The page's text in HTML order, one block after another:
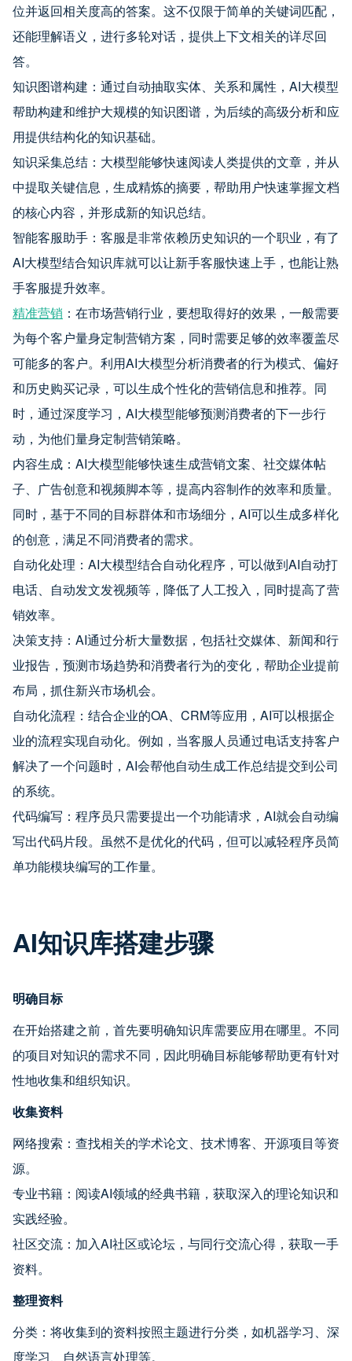
位并返回相关度高的答案。这不仅限于简单的关键词匹配，
还能理解语义，进行多轮对话，提供上下文相关的详尽回
答。
知识图谱构建：通过自动抽取实体、关系和属性，AI大模型
帮助构建和维护大规模的知识图谱，为后续的高级分析和应
用提供结构化的知识基础。
知识采集总结：大模型能够快速阅读人类提供的文章，并从
中提取关键信息，生成精炼的摘要，帮助用户快速掌握文档
的核心内容，并形成新的知识总结。
智能客服助手：客服是非常依赖历史知识的一个职业，有了
AI大模型结合知识库就可以让新手客服快速上手，也能让熟
手客服提升效率。
精准营销 ：在市场营销行业，要想取得好的效果，一般需要
为每个客户量身定制营销方案，同时需要足够的效率覆盖尽
可能多的客户。利用AI大模型分析消费者的行为模式、偏好
和历史购买记录，可以生成个性化的营销信息和推荐。同
时，通过深度学习，AI大模型能够预测消费者的下一步行
动，为他们量身定制营销策略。
内容生成：AI大模型能够快速生成营销文案、社交媒体帖
子、广告创意和视频脚本等，提高内容制作的效率和质量。
同时，基于不同的目标群体和市场细分，AI可以生成多样化
的创意，满足不同消费者的需求。
自动化处理：AI大模型结合自动化程序，可以做到AI自动打
电话、自动发文发视频等，降低了人工投入，同时提高了营
销效率。
决策支持：AI通过分析大量数据，包括社交媒体、新闻和行
业报告，预测市场趋势和消费者行为的变化，帮助企业提前
布局，抓住新兴市场机会。
自动化流程：结合企业的OA、CRM等应用，AI可以根据企
业的流程实现自动化。例如，当客服人员通过电话支持客户
解决了一个问题时，AI会帮他自动生成工作总结提交到公司
的系统。
代码编写：程序员只需要提出一个功能请求，AI就会自动编
写出代码片段。虽然不是优化的代码，但可以减轻程序员简
单功能模块编写的工作量。
AI知识库搭建步骤
明确目标
在开始搭建之前，首先要明确知识库需要应用在哪里。不同
的项目对知识的需求不同，因此明确目标能够帮助更有针对
性地收集和组织知识。
收集资料
网络搜索：查找相关的学术论文、技术博客、开源项目等资
源。
专业书籍：阅读AI领域的经典书籍，获取深入的理论知识和
实践经验。
社区交流：加入AI社区或论坛，与同行交流心得，获取一手
资料。
整理资料
分类：将收集到的资料按照主题进行分类，如机器学习、深
度学习、自然语言处理等。